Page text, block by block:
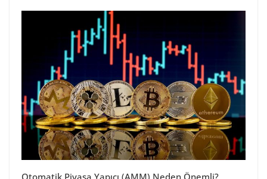
Otomatik Piyasa Yapıcı (AMM) Neden Önemli?